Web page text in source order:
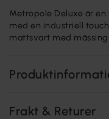
Metropole Deluxe är
med en industriell
mattsvart med
Frakt & Returer